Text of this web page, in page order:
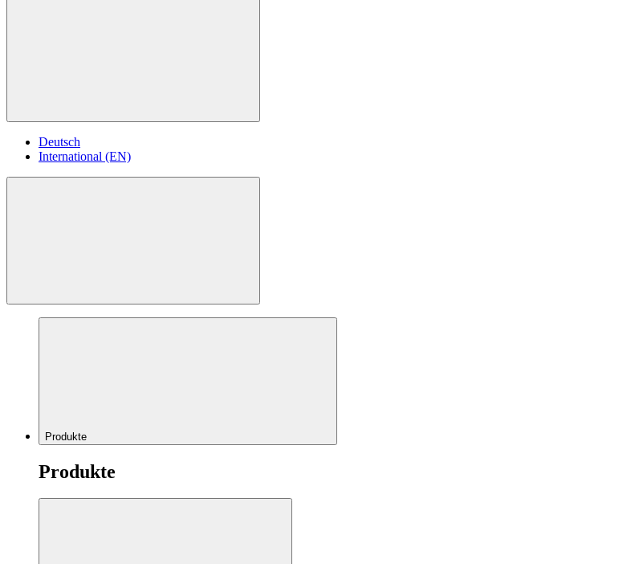
Deutsch
International (EN)
Produkte
Produkte